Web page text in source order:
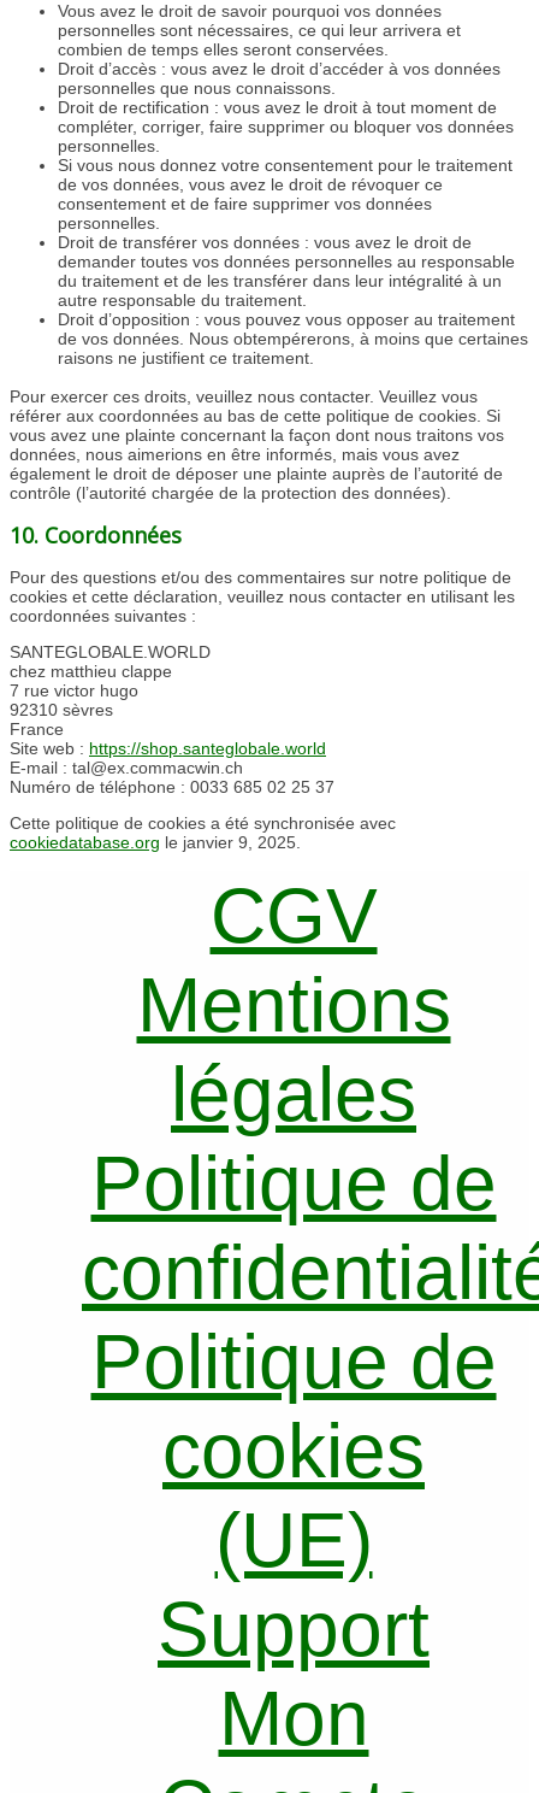
Vous avez le droit de savoir pourquoi vos données
personnelles sont nécessaires, ce qui leur arrivera et
combien de temps elles seront conservées.
Droit d’accès : vous avez le droit d’accéder à vos données
personnelles que nous connaissons.
Droit de rectification : vous avez le droit à tout moment de
compléter, corriger, faire supprimer ou bloquer vos données
personnelles.
Si vous nous donnez votre consentement pour le traitement
de vos données, vous avez le droit de révoquer ce
consentement et de faire supprimer vos données
personnelles.
Droit de transférer vos données : vous avez le droit de
demander toutes vos données personnelles au responsable
du traitement et de les transférer dans leur intégralité à un
autre responsable du traitement.
Droit d’opposition : vous pouvez vous opposer au traitement
de vos données. Nous obtempérerons, à moins que certaines
raisons ne justifient ce traitement.
Pour exercer ces droits, veuillez nous contacter. Veuillez vous
référer aux coordonnées au bas de cette politique de cookies. Si
vous avez une plainte concernant la façon dont nous traitons vos
données, nous aimerions en être informés, mais vous avez
également le droit de déposer une plainte auprès de l’autorité de
contrôle (l’autorité chargée de la protection des données).
10. Coordonnées
Pour des questions et/ou des commentaires sur notre politique de
cookies et cette déclaration, veuillez nous contacter en utilisant les
coordonnées suivantes :
SANTEGLOBALE.WORLD
chez matthieu clappe
7 rue victor hugo
92310 sèvres
France
Site web : https://shop.santeglobale.world
E-mail : tal@ex.commacwin.ch
Numéro de téléphone : 0033 685 02 25 37
Cette politique de cookies a été synchronisée avec
cookiedatabase.org le janvier 9, 2025.
CGV
Mentions
légales
Politique de
Politique de
cookies
(UE)
Support
Mon